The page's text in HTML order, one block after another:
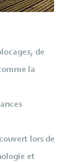
de
la
lors de
et